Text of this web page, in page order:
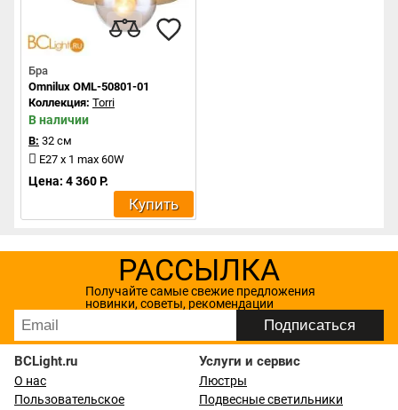
Бра
Omnilux OML-50801-01
Коллекция: Torri
В наличии
В: 32 см
E27 x 1 max 60W
Цена: 4 360 Р.
Купить
РАССЫЛКА
Получайте самые свежие предложения
новинки, советы, рекомендации
BCLight.ru
О нас
Пользовательское
Услуги и сервис
Люстры
Подвесные светильники